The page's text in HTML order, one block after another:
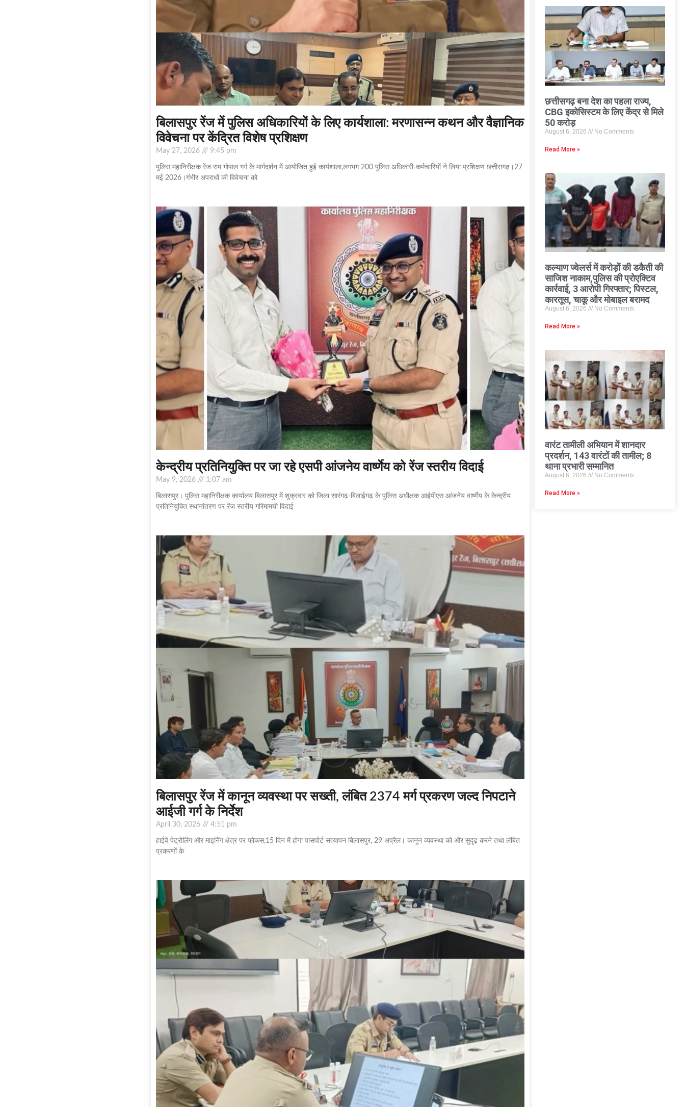
बिलासपुर रेंज में पुलिस अधिकारियों के लिए कार्यशाला: मरणासन्न कथन और वैज्ञानिक
विवेचना पर केंद्रित विशेष प्रशिक्षण
May 27, 2026 9:45 pm
पुलिस महानिरीक्षक रेंज राम गोपाल गर्ग के मार्गदर्शन में आयोजित हुई कार्यशाला,लगभग 200 पुलिस अधिकारी-कर्मचारियों ने लिया प्रशिक्षण छत्तीसगढ़।27
मई 2026।गंभीर अपराधों की विवेचना को
केन्द्रीय प्रतिनियुक्ति पर जा रहे एसपी आंजनेय वार्ष्णेय को रेंज स्तरीय विदाई
May 9, 2026 1:07 am
बिलासपुर। पुलिस महानिरीक्षक कार्यालय बिलासपुर में शुक्रवार को जिला सारंगढ़-बिलाईगढ़ के पुलिस अधीक्षक आईपीएस आंजनेय वार्ष्णेय के केन्द्रीय
प्रतिनियुक्ति स्थानांतरण पर रेंज स्तरीय गरिमामयी विदाई
बिलासपुर रेंज में कानून व्यवस्था पर सख्ती, लंबित 2374 मर्ग प्रकरण जल्द निपटाने
आईजी गर्ग के निर्देश
April 30, 2026 4:51 pm
हाईवे पेट्रोलिंग और माइनिंग क्षेत्र पर फोकस,15 दिन में होगा पासपोर्ट सत्यापन बिलासपुर, 29 अप्रैल। कानून व्यवस्था को और सुदृढ़ करने तथा लंबित
प्रकरणों के
छत्तीसगढ़ बना देश का पहला राज्य,
CBG इकोसिस्टम के लिए केंद्र से मिले
50 करोड़
August 6, 2026 No Comments
Read More »
कल्याण ज्वेलर्स में करोड़ों की डकैती की
साजिश नाकाम,पुलिस की प्रोएक्टिव
कार्रवाई, 3 आरोपी गिरफ्तार; पिस्टल,
कारतूस, चाकू और मोबाइल बरामद
August 6, 2026 No Comments
Read More »
वारंट तामीली अभियान में शानदार
प्रदर्शन, 143 वारंटों की तामील; 8
थाना प्रभारी सम्मानित
August 6, 2026 No Comments
Read More »